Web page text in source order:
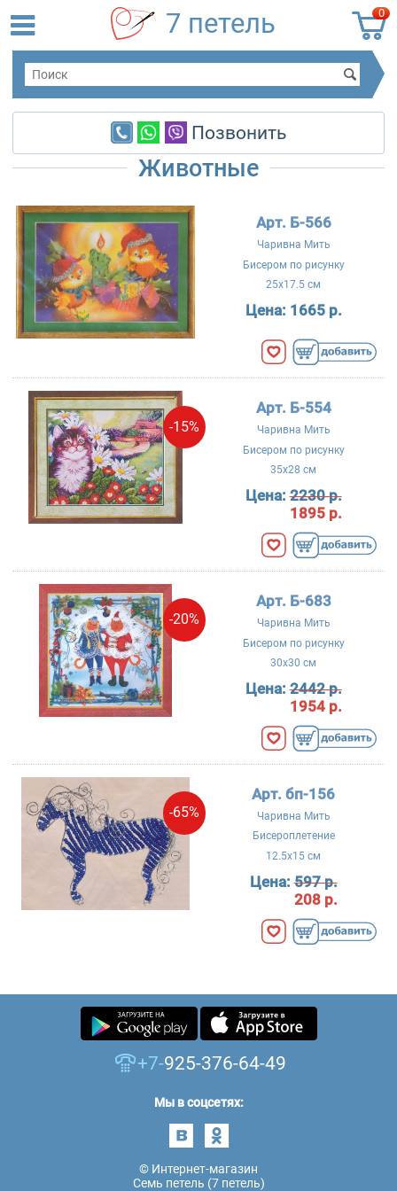
0
7 петель
Позвонить
Животные
Арт. Б-566
Чаривна Мить
Бисером по рисунку
25x17.5 см
Цена: 1665 р.
-15%
Арт. Б-554
Чаривна Мить
Бисером по рисунку
35x28 см
Цена:2230 р.
1895 р.
-20%
Арт. Б-683
Чаривна Мить
Бисером по рисунку
30x30 см
Цена:2442 р.
1954 р.
-65%
Арт. бп-156
Чаривна Мить
Бисероплетение
12.5x15 см
Цена:597 р.
208 р.
+7-925-376-64-49
Мы в соцсетях:
© Интернет-магазин
Семь петель (7 петель)